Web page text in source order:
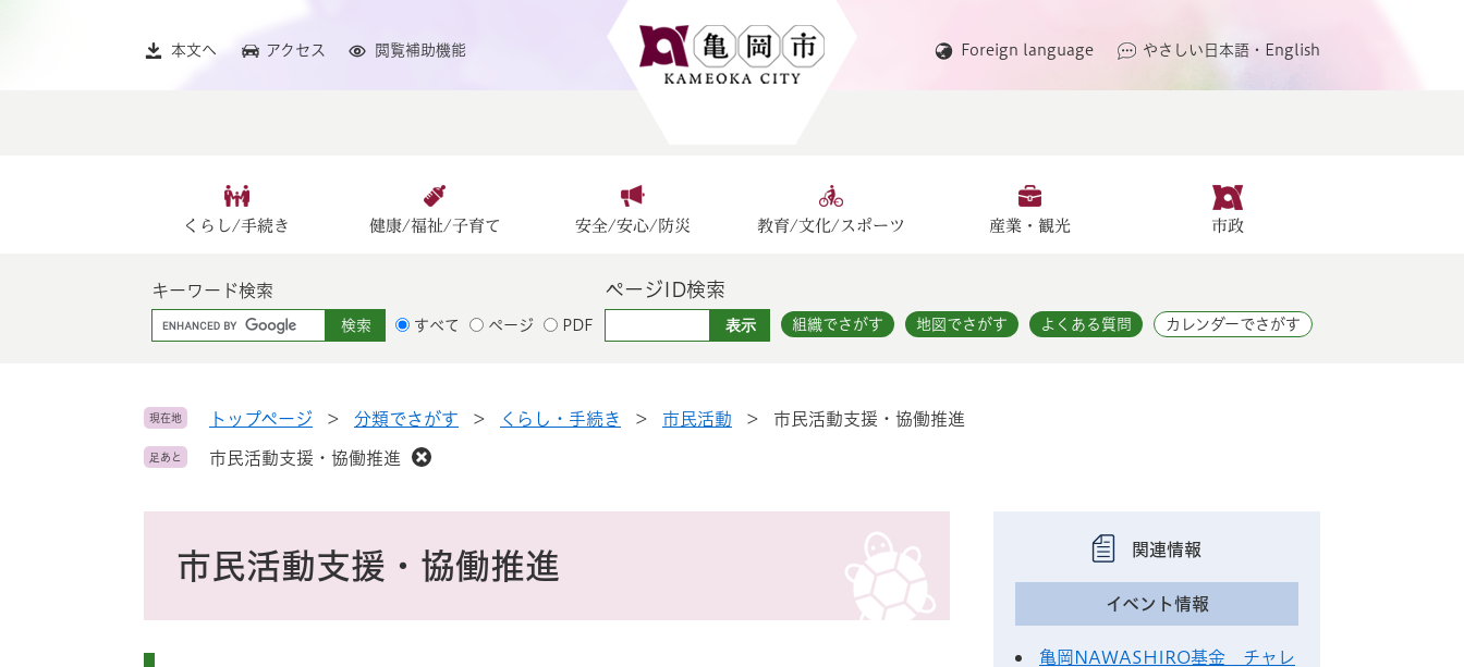
本文へ アクセス 閲覧補助機能 Foreign language やさしい日本語・English
くらし/手続き 健康/福祉/子育て 安全/安心/防災 教育/文化/スポーツ 産業・観光 市政
キーワード検索
G
o
l
カ
タ
すべて ページ PDF
ページID検索
組織でさがす 地図でさがす よくある質問 カレンダーでさがす
現在地 トップページ > 分類でさがす > くらし・手続き > 市民活動 > 市民活動支援・協働推進
足あと 市民活動支援・協働推進
市民活動支援・協働推進 関連情報
イベント情報
亀岡NAWASHIRO基金 チャレ